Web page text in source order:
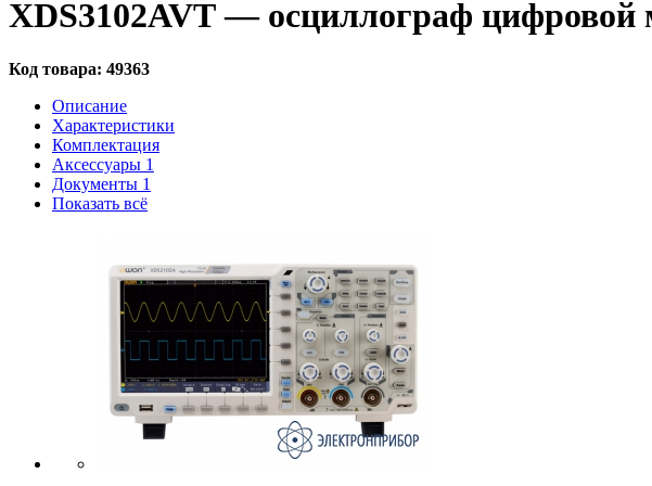
XDS3102AVT — осциллограф
Код товара: 49363
Описание
Характеристики
Комплектация
Аксессуары 1
Документы 1
Показать всё